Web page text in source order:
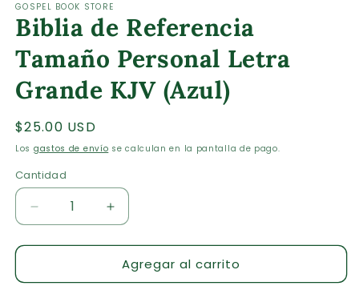
multimedia
1
en
ventana
modal
GOSPEL BOOK STORE
Biblia de Referencia
Tamaño Personal Letra
Grande KJV (Azul)
Precio
habitual
$25.00 USD
Los gastos de envío se calculan en la pantalla de pago.
Cantidad
Cantidad
Reducir
cantidad
para
de
Aumentar
cantidad
para
Biblia
de
Agregar al carrito